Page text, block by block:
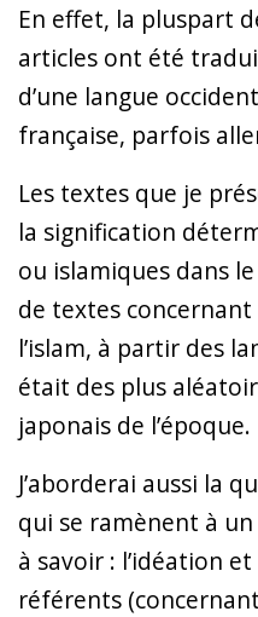
En effet, la pluspart
articles ont été
d’une langue
française, parfois
Les textes que je
la signification
ou islamiques dans le
de textes
l’islam, à partir des
était des plus
japonais de l’époque.
J’aborderai aussi la
qui se ramènent à
à savoir : l’idéation et
référents